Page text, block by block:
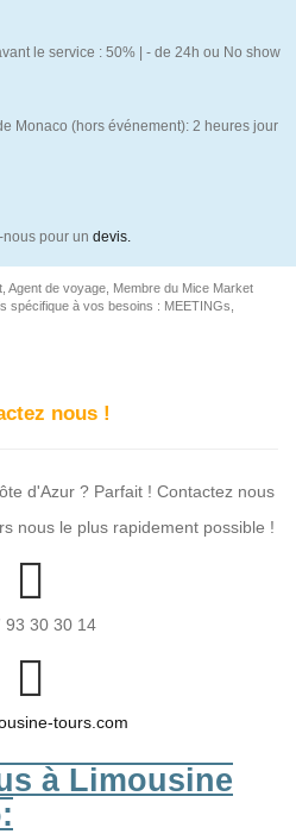
le service : 50% | - de 24h ou No show
Monaco (hors événement): 2 heures jour
pour un devis.
Agent de voyage, Membre du Mice Market
spécifique à vos besoins : MEETINGs,
nous !
d'Azur ? Parfait ! Contactez nous
nous le plus rapidement possible !
93 30 30 14
tours.com
à Limousine